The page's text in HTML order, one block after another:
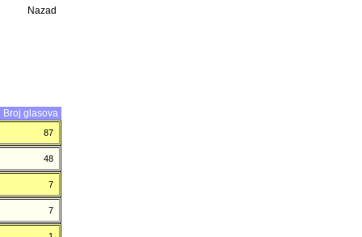
Nazad
Broj glasova
87
48
7
7